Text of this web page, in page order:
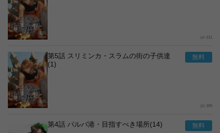
211
第5話 スリミンカ・スラムの街の子供達
(1)
209
第4話 パルバ港・目指すべき場所(14)